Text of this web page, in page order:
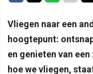
Vliegen naar een
hoogtepunt:
en genieten van
hoe we vliegen,